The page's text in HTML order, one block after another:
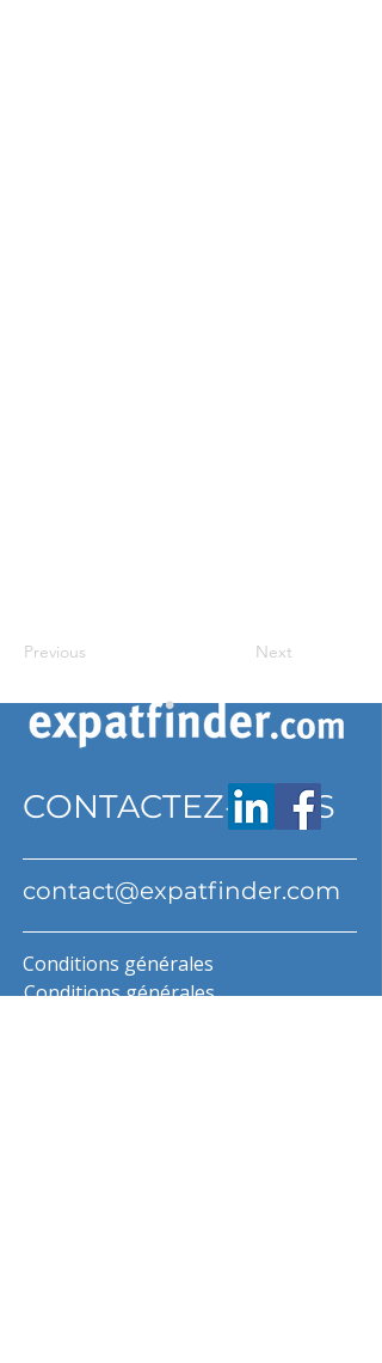
Previous Next
CONTACTEZ-NOUS
contact@expatfinder.com
Conditions générales
Conditions générales